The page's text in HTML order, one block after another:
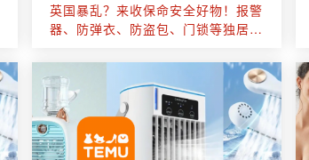
英国暴乱？来收保命安全好物！报警
器、防弹衣、防盗包、门锁等独居必